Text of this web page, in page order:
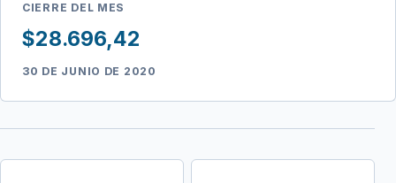
CIERRE DEL MES
$28.696,42
30 DE JUNIO DE 2020